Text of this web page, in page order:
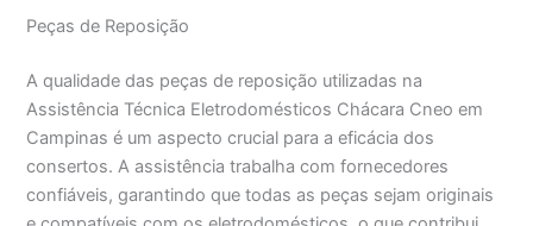
Peças de Reposição
A qualidade das peças de reposição utilizadas na
Assistência Técnica Eletrodomésticos Chácara Cneo em
Campinas é um aspecto crucial para a eficácia dos
consertos. A assistência trabalha com fornecedores
confiáveis, garantindo que todas as peças sejam originais